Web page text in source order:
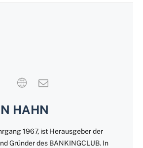
HAHN
1967, ist Herausgeber der
Gründer des BANKINGCLUB. In